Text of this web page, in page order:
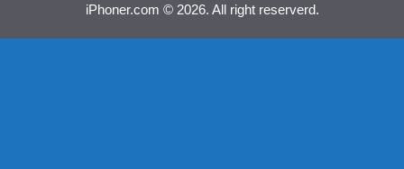
iPhoner.com © 2026. All right reserverd.